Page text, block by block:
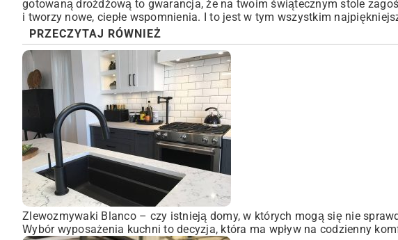
gotowaną drożdżową to gwarancja, że na twoim świątecznym stole
i tworzy nowe, ciepłe wspomnienia. I to jest w tym wszystkim
PRZECZYTAJ RÓWNIEŻ
Zlewozmywaki Blanco – czy istnieją domy, w których mogą się nie
Wybór wyposażenia kuchni to decyzja, która ma wpływ na codzienny